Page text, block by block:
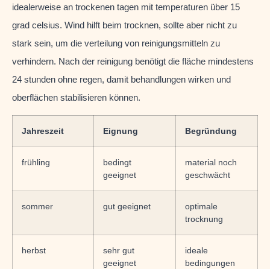
idealerweise an trockenen tagen mit temperaturen über 15
grad celsius. Wind hilft beim trocknen, sollte aber nicht zu
stark sein, um die verteilung von reinigungsmitteln zu
verhindern. Nach der reinigung benötigt die fläche mindestens
24 stunden ohne regen, damit behandlungen wirken und
oberflächen stabilisieren können.
Jahreszeit Eignung Begründung
frühling
bedingt
geeignet
material noch
geschwächt
sommer gut geeignet
optimale
trocknung
herbst
sehr gut
geeignet
ideale
bedingungen